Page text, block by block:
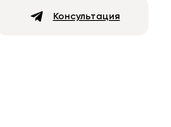
Консультация